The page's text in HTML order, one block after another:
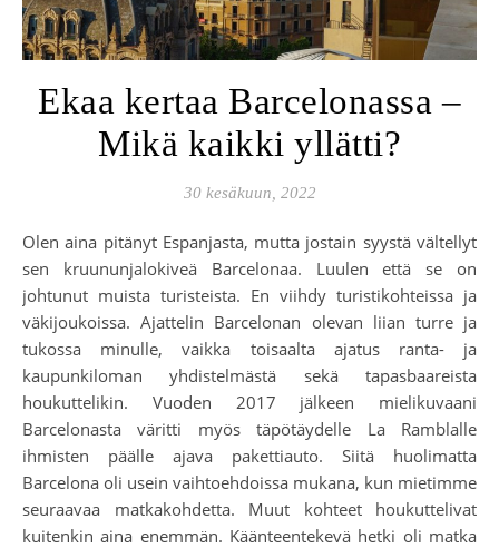
Ekaa kertaa Barcelonassa –
Mikä kaikki yllätti?
30 kesäkuun, 2022
Olen aina pitänyt Espanjasta, mutta jostain syystä vältellyt
sen kruununjalokiveä Barcelonaa. Luulen että se on
johtunut muista turisteista. En viihdy turistikohteissa ja
väkijoukoissa. Ajattelin Barcelonan olevan liian turre ja
tukossa minulle, vaikka toisaalta ajatus ranta- ja
kaupunkiloman yhdistelmästä sekä tapasbaareista
houkuttelikin. Vuoden 2017 jälkeen mielikuvaani
Barcelonasta väritti myös täpötäydelle La Ramblalle
ihmisten päälle ajava pakettiauto. Siitä huolimatta
Barcelona oli usein vaihtoehdoissa mukana, kun mietimme
seuraavaa matkakohdetta. Muut kohteet houkuttelivat
kuitenkin aina enemmän. Käänteentekevä hetki oli matka